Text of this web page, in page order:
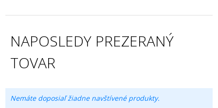
NAPOSLEDY PREZERANÝ
TOVAR
Nemáte doposiaľ žiadne navštívené produkty.